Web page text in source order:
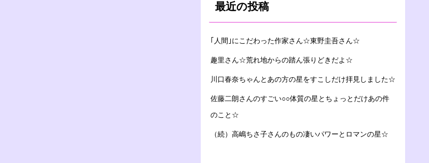
最近の投稿
｢人間｣にこだわった作家さん☆東野圭吾さん☆
趣里さん☆荒れ地からの踏ん張りどきだよ☆
川口春奈ちゃんとあの方の星をすこしだけ拝見しました☆
佐藤二朗さんのすごい○○体質の星とちょっとだけあの件
のこと☆
（続）高嶋ちさ子さんのもの凄いパワーとロマンの星☆